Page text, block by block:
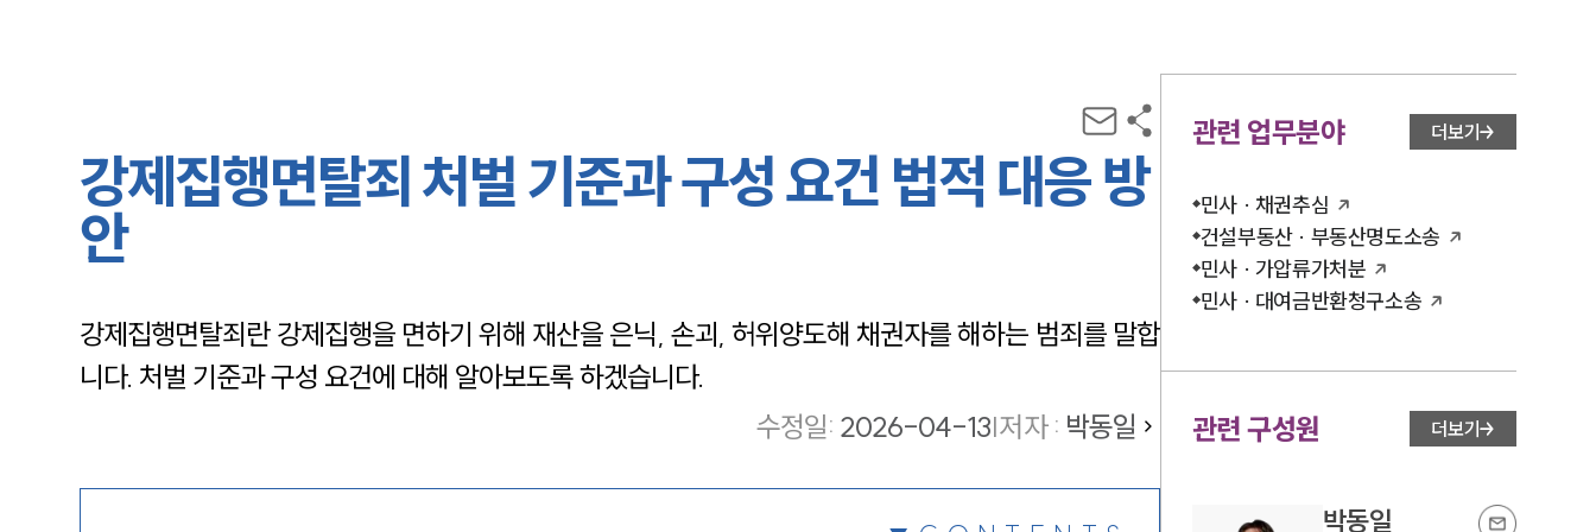
강제집행면탈죄 처벌 기준과 구성 요건 법적 대응 방
안
강제집행면탈죄란 강제집행을 면하기 위해 재산을 은닉, 손괴, 허위양도해 채권자를 해하는 범죄를 말합
니다. 처벌 기준과 구성 요건에 대해 알아보도록 하겠습니다.
수정일: 2026-04-13|저자 : 박동일
관련 업무분야 더보기
민사 · 채권추심
건설부동산 · 부동산명도소송
민사 · 가압류가처분
민사 · 대여금반환청구소송
관련 구성원 더보기
박동일